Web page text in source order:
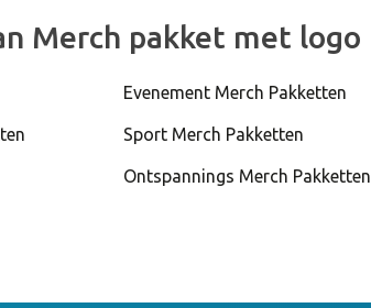
Merch pakket met logo
Evenement Merch Pakketten
Sport Merch Pakketten
Ontspannings Merch Pakketten